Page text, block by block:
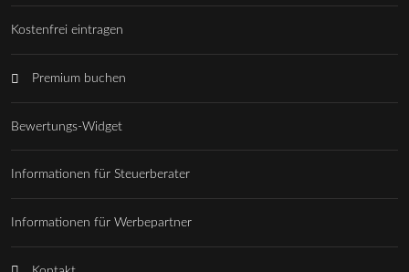
Kostenfrei eintragen
Premium buchen
Bewertungs-Widget
Informationen für Steuerberater
Informationen für Werbepartner